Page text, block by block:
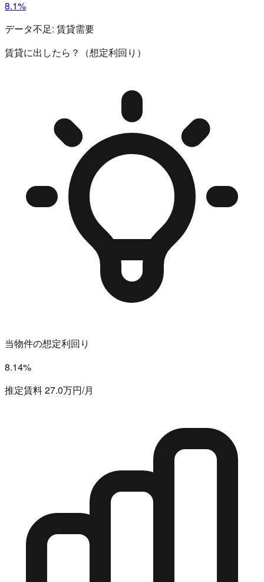
8.1%
データ不足: 賃貸需要
賃貸に出したら？（想定利回り）
当物件の想定利回り
8.14%
推定賃料 27.0万円/月